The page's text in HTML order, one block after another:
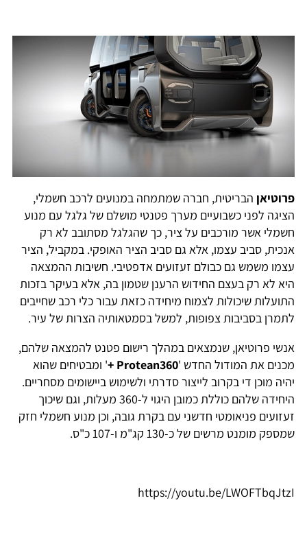
פרוטיאן הבריטית, חברה שמתמחה במנועים לרכב חשמלי,
הציגה לפני כשבועיים מערך פטנטי מושלם של גלגל עם מנוע
חשמלי אשר מורכבים על ציר, כך שהגלגל מסתובב לא רק
אנכית, סביב עצמו, אלא גם סביב הציר האופקי. במקביל, הציר
עצמו משמש גם כבולם זעזועים אדפטיבי. חשיבות ההמצאה
היא לא רק בעצם החידוש הרענן שטמון בה, אלא בעיקר בזכות
התועלות שיכולות לצמוח מיחידה כזאת עבור כלי רכב שחייבים
לתמרן בסביבות צפופות, למשל בסמטאותיה הצרות של עיר.
אנשי פרוטיאן, שנמצאים במהלך רישום פטנט להמצאה שלהם,
מכנים את המודול החדש 'Protean360 +
' ומבטיחים שהוא
יהיה מוכן די בקרוב לייצור סדרתי ולשימוש ביישומים מסחריים.
היחידה שלהם כוללת כמובן היגוי ל-360 מעלות, וגם שיכוך
זעזועים פניאומטי חדשני עם בקרת גובה, וכן מנוע חשמלי חזק
שמספק מומנט מרשים של כ-130 קג"מ ו-107 כ"ס.
https://youtu.be/LWOFTbqJtzI